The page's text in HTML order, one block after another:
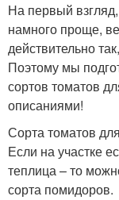
На первый
намного проще,
действительно
Поэтому мы
сортов томатов
описаниями!
Сорта томатов
Если на участке
теплица – то
сорта помидоров.